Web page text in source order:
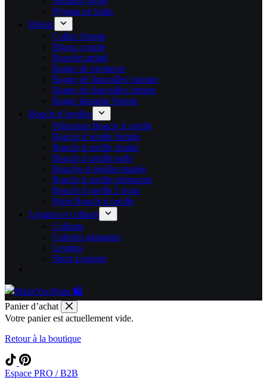
Pyjama en Satin
Bijoux
Collier femme
Bijoux couple
Bracelet amitié
Bague de promesse
Bague de fiançailles homme
Bague de fiançailles femme
Bague fantaisie femme
Boucle d’oreilles
Présentoir Boucle d oreille
Boucle d’oreille femme
Boucle d oreille chaine
Boucle d oreille perle
Boucles d oreilles mariée
Boucle d oreille grimpante
Boucle d oreille 2 trous
Porte Boucle d oreille
Leggins et collants
Collants
Culottes gainantes
Leggins
Short Legging
Panier d’achat
Votre panier est actuellement vide.
Retour à la boutique
Espace PRO / B2B